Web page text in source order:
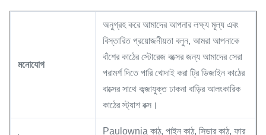
মনোযোগ
অনুগ্রহ করে আমাদের আপনার লক্ষ্য মূল্য এবং
বিস্তারিত প্রয়োজনীয়তা বলুন, আমরা আপনাকে
বাঁশের কাঠের স্টোরেজ বক্সের জন্য আমাদের সেরা
পরামর্শ দিতে পারি খোদাই করা ট্রি ডিজাইন কাঠের
বাক্সের সাথে কব্জাযুক্ত ঢাকনা বাড়ির আলংকারিক
কাঠের স্ট্যাশ বক্স।
Paulownia কাঠ, পাইন কাঠ, সিডার কাঠ, ফার